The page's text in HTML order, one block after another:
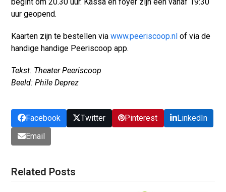
uur geopend.
Kaarten zijn te bestellen viawww.peeriscoop.nl of via de
handige handige Peeriscoop app.
Tekst: Theater Peeriscoop
Beeld: Phile Deprez
Facebook Twitter Pinterest
LinkedIn
Email
Related Posts